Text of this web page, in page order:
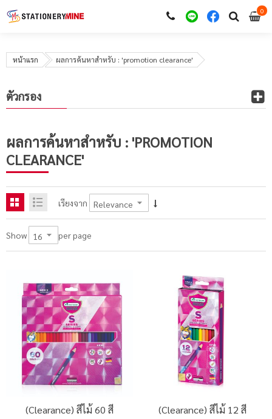
00
หน้าแรก ผลการค้นหาสำหรับ : 'promotion clearance'
ผลการค้นหาสำหรับ : 'PROMOTION
CLEARANCE'
เรียงจาก
Show per page
(Clearance) สีไม้ 60 สี
(Clearance) สีไม้ 12 สี
ตัวกรอง